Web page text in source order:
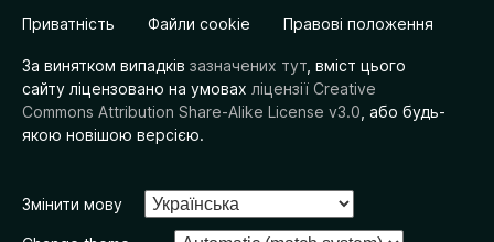
Приватність Файли cookie Правові положення
За винятком випадків зазначених тут , вміст цього
сайту ліцензовано на умовах ліцензії Creative
Commons Attribution Share-Alike License v3.0 , або будь-
якою новішою версією.
Змінити мову